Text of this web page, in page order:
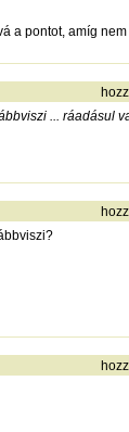
a pontot, amíg
... ráadásul